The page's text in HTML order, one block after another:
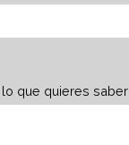
que quieres saber